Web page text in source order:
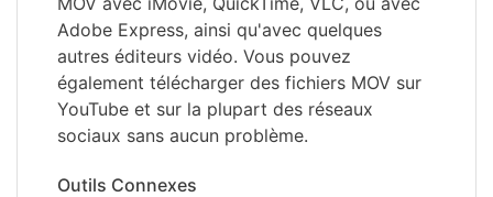
Adobe Express, ainsi qu'avec quelques
autres éditeurs vidéo. Vous pouvez
également télécharger des fichiers MOV sur
YouTube et sur la plupart des réseaux
sociaux sans aucun problème.
Outils Connexes